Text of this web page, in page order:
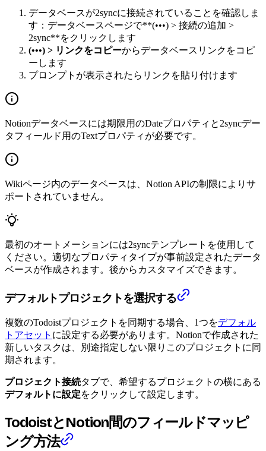
データベースが2syncに接続されていることを確認しま
す：データベースページで**(•••) > 接続の追加 >
2sync**をクリックします
(•••) > リンクをコピーからデータベースリンクをコピ
ーします
プロンプトが表示されたらリンクを貼り付けます
Notionデータベースには期限用のDateプロパティと2syncデー
タフィールド用のTextプロパティが必要です。
Wikiページ内のデータベースは、Notion APIの制限によりサ
ポートされていません。
最初のオートメーションには2syncテンプレートを使用して
ください。適切なプロパティタイプが事前設定されたデータ
ベースが作成されます。後からカスタマイズできます。
デフォルトプロジェクトを選択する
複数のTodoistプロジェクトを同期する場合、1つをデフォル
トアセット に設定する必要があります。Notionで作成された
新しいタスクは、別途指定しない限りこのプロジェクトに同
期されます。
プロジェクト接続タブで、希望するプロジェクトの横にある
デフォルトに設定をクリックして設定します。
TodoistとNotion間のフィールドマッピ
ング方法